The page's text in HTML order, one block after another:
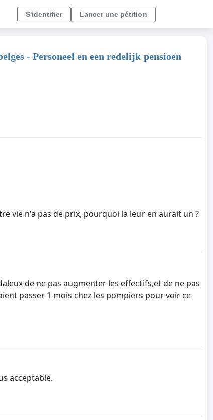
S'identifier Lancer une pétition
- Personeel en een redelijk pensioen
vie n'a pas de prix, pourquoi la leur en aurait un ?
de ne pas augmenter les effectifs,et de ne pas
passer 1 mois chez les pompiers pour voir ce
acceptable.